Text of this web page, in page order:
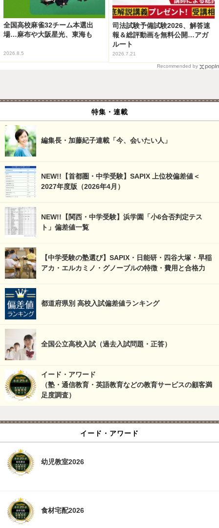
全国高校麻雀32チーム本選出
場…麻布や大阪星光、東海も
2026.8.5
司法試験予備試験2026、解答速
報＆総評動画を無料公開…アガ
ルート
2026.7.21
Recommended by
特集・連載
編集長・加藤紀子連載「今、会いたい人」
NEW!!【首都圏・中学受験】SAPIX 上位校偏差値＜
2027年度版（2026年4月）
NEW!!【関西・中学受験】浜学園「小6合否判定テス
ト」偏差値一覧
【中学受験の塾選び】SAPIX・日能研・四谷大塚・早稲
アカ・エルカミノ・グノーブルの特徴・費用と合格力
都道府県別 高校入試偏差値ランキング
全国公立高校入試（過去入試問題・正答）
イード・アワード
（塾・通信教育・英語教育などの教育サービスの顧客満
足度調査）
イード・アワード
幼児教室2026
食材宅配2026